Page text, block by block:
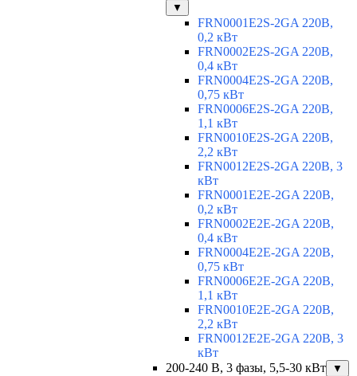
▼
FRN0001E2S-2GA 220В,
0,2 кВт
FRN0002E2S-2GA 220В,
0,4 кВт
FRN0004E2S-2GA 220В,
0,75 кВт
FRN0006E2S-2GA 220В,
1,1 кВт
FRN0010E2S-2GA 220В,
2,2 кВт
FRN0012E2S-2GA 220В, 3
кВт
FRN0001E2E-2GA 220В,
0,2 кВт
FRN0002E2E-2GA 220В,
0,4 кВт
FRN0004E2E-2GA 220В,
0,75 кВт
FRN0006E2E-2GA 220В,
1,1 кВт
FRN0010E2E-2GA 220В,
2,2 кВт
FRN0012E2E-2GA 220В, 3
кВт
200-240 В, 3 фазы, 5,5-30 кВт
▼